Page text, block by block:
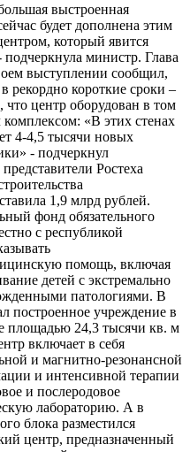
выстроенная
будет дополнена этим
который явится
министр. Глава
выступлении сообщил,
рекордно короткие сроки –
центр оборудован в том
«В этих стенах
4-4,5 тысячи новых
- подчеркнул
Ростеха
1,9 млрд рублей.
фонд обязательного
с республикой
помощь, включая
детей с экстремально
патологиями. В
построенное учреждение в
площадью 24,3 тысячи кв. м
включает в себя
и магнитно-резонансной
и интенсивной терапии
и послеродовое
лабораторию. А в
блока разместился
центр, предназначенный